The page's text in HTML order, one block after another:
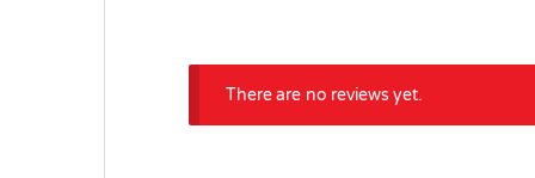
There are no reviews yet.